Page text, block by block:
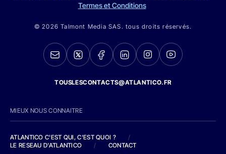
Termes et Conditions
© 2026 Talmont Media SAS. tous droits réservés.
TOUSLESCONTACTS@ATLANTICO.FR
MIEUX NOUS CONNAITRE
ATLANTICO C'EST QUI, C'EST QUOI ?
/
LE RESEAU D'ATLANTICO
/ CONTACT